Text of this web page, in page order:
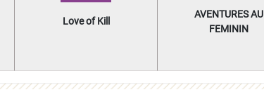
Love of Kill
AVENTURES AU
FEMININ